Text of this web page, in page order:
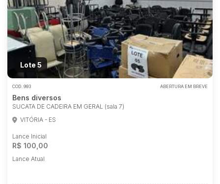
Lote 5
COD. 993 ABERTURA EM BREVE
Bens diversos
SUCATA DE CADEIRA EM GERAL (sala 7)
VITÓRIA - ES
Lance Inicial
R$ 100,00
Lance Atual